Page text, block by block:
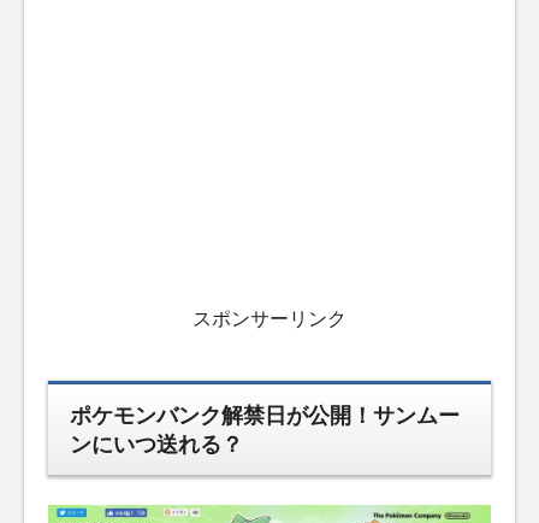
スポンサーリンク
ポケモンバンク解禁日が公開！サンムー
ンにいつ送れる？